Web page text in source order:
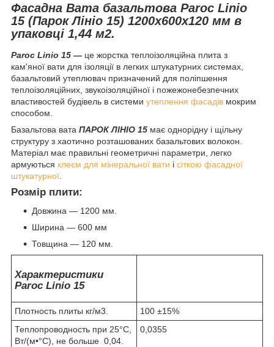
Фасадна Вата базальтова Paroc Linio
15 (Парок Лініо 15) 1200х600х120 мм в
упаковці 1,44 м2.
Paroc Linio 15 ― це жорстка теплоізоляційна плита з
кам'яної вати для ізоляції в легких штукатурних системах,
базальтовий утеплювач призначений для поліпшення
теплоізоляційних, звукоізоляційної і пожежонебезпечних
властивостей будівель в системи утеплення фасадів мокрим
способом.
Базальтова вата ПАРОК ЛІНІО 15 має однорідну і щільну
структуру з хаотично розташованих базальтових волокон.
Матеріал має правильні геометричні параметри, легко
армуються клеєм для мінеральної вати і сіткою фасадної
штукатурної.
Розмір плити:
Довжина ― 1200 мм.
Ширина ― 600 мм
Товщина ― 120 мм.
Характеристики
Paroc Linio 15
Плотность плиты кг/м3.
100 ±15%
Теплопроводность при 25°С,
Вт/(м•°C), не больше 0,04.
0,0355